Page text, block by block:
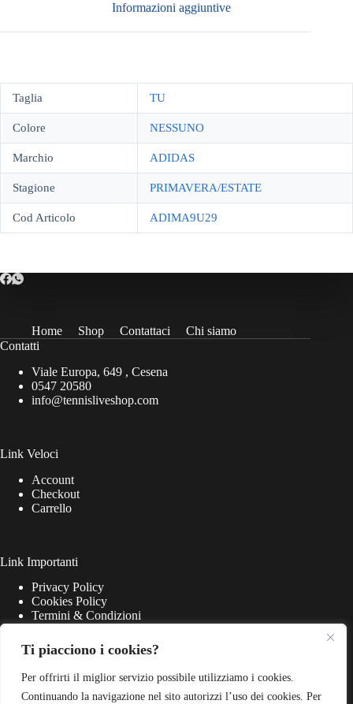
Ti piacciono i cookies?
Per offrirti il miglior servizio possibile utilizziamo i cookies.
Continuando la navigazione nel sito autorizzi l’uso dei cookies. Per
Informazioni aggiuntive
Taglia TU
Colore NESSUNO
Marchio ADIDAS
Stagione PRIMAVERA/ESTATE
Cod Articolo ADIMA9U29
Home Shop Contattaci
Chi siamo
Contatti
Viale Europa, 649 , Cesena
0547 20580
info@tennisliveshop.com
Link Veloci
Account
Checkout
Carrello
Link Importanti
Privacy Policy
Cookies Policy
Termini & Condizioni